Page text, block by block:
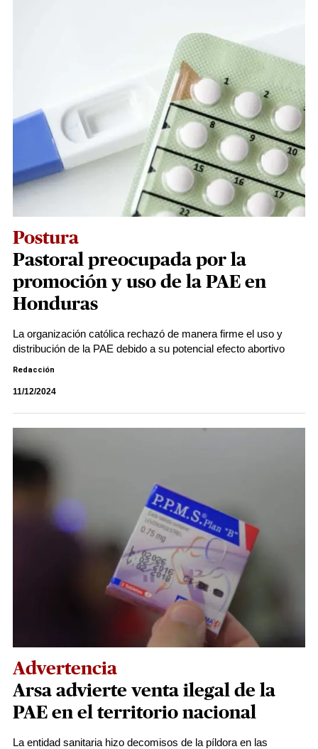
Postura
Pastoral preocupada por la
promoción y uso de la PAE en
Honduras
La organización católica rechazó de manera firme el uso y
distribución de la PAE debido a su potencial efecto abortivo
Redacción
11/12/2024
Advertencia
Arsa advierte venta ilegal de la
PAE en el territorio nacional
La entidad sanitaria hizo decomisos de la píldora en las